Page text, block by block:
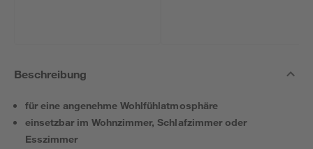
Beschreibung
für eine angenehme Wohlfühlatmosphäre
einsetzbar im Wohnzimmer, Schlafzimmer oder
Esszimmer